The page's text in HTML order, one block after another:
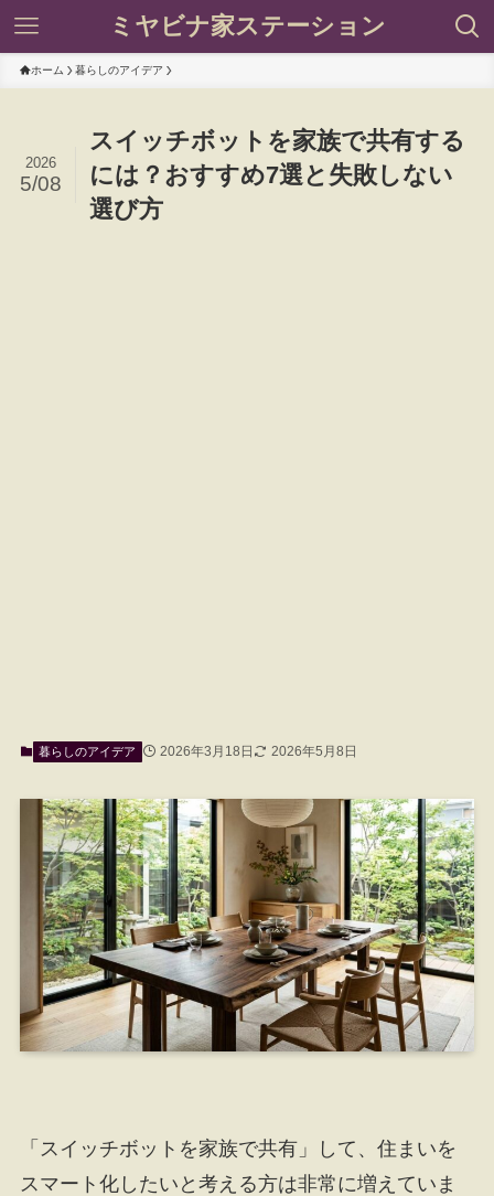
ミヤビナ家ステーション
ホーム 暮らしのアイデア
スイッチボットを家族で共有する
には？おすすめ7選と失敗しない
選び方
2026
5/08
暮らしのアイデア 2026年3月18日 2026年5月8日
「スイッチボットを家族で共有」して、住まいを
スマート化したいと考える方は非常に増えていま